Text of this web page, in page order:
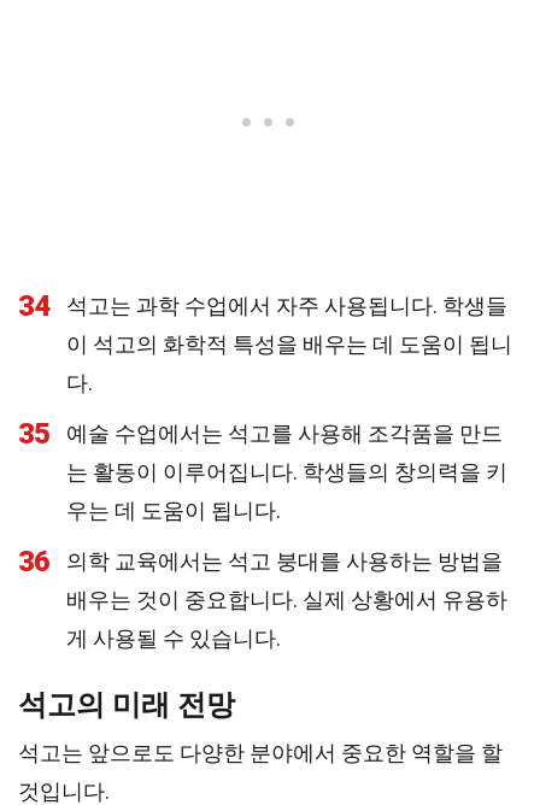
34
석고는 과학 수업에서 자주 사용됩니다. 학생들
이 석고의 화학적 특성을 배우는 데 도움이 됩니
다.
35
예술 수업에서는 석고를 사용해 조각품을 만드
는 활동이 이루어집니다. 학생들의 창의력을 키
우는 데 도움이 됩니다.
36
의학 교육에서는 석고 붕대를 사용하는 방법을
배우는 것이 중요합니다. 실제 상황에서 유용하
게 사용될 수 있습니다.
석고의 미래 전망
석고는 앞으로도 다양한 분야에서 중요한 역할을 할
것입니다.